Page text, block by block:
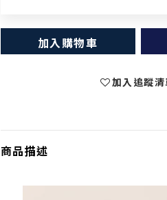
加入購物車
加入追蹤清
商品描述